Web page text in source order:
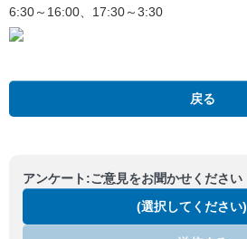
6:30～16:00、17:30～3:30
戻る
アンケート:ご意見をお聞かせください
(選択してください)